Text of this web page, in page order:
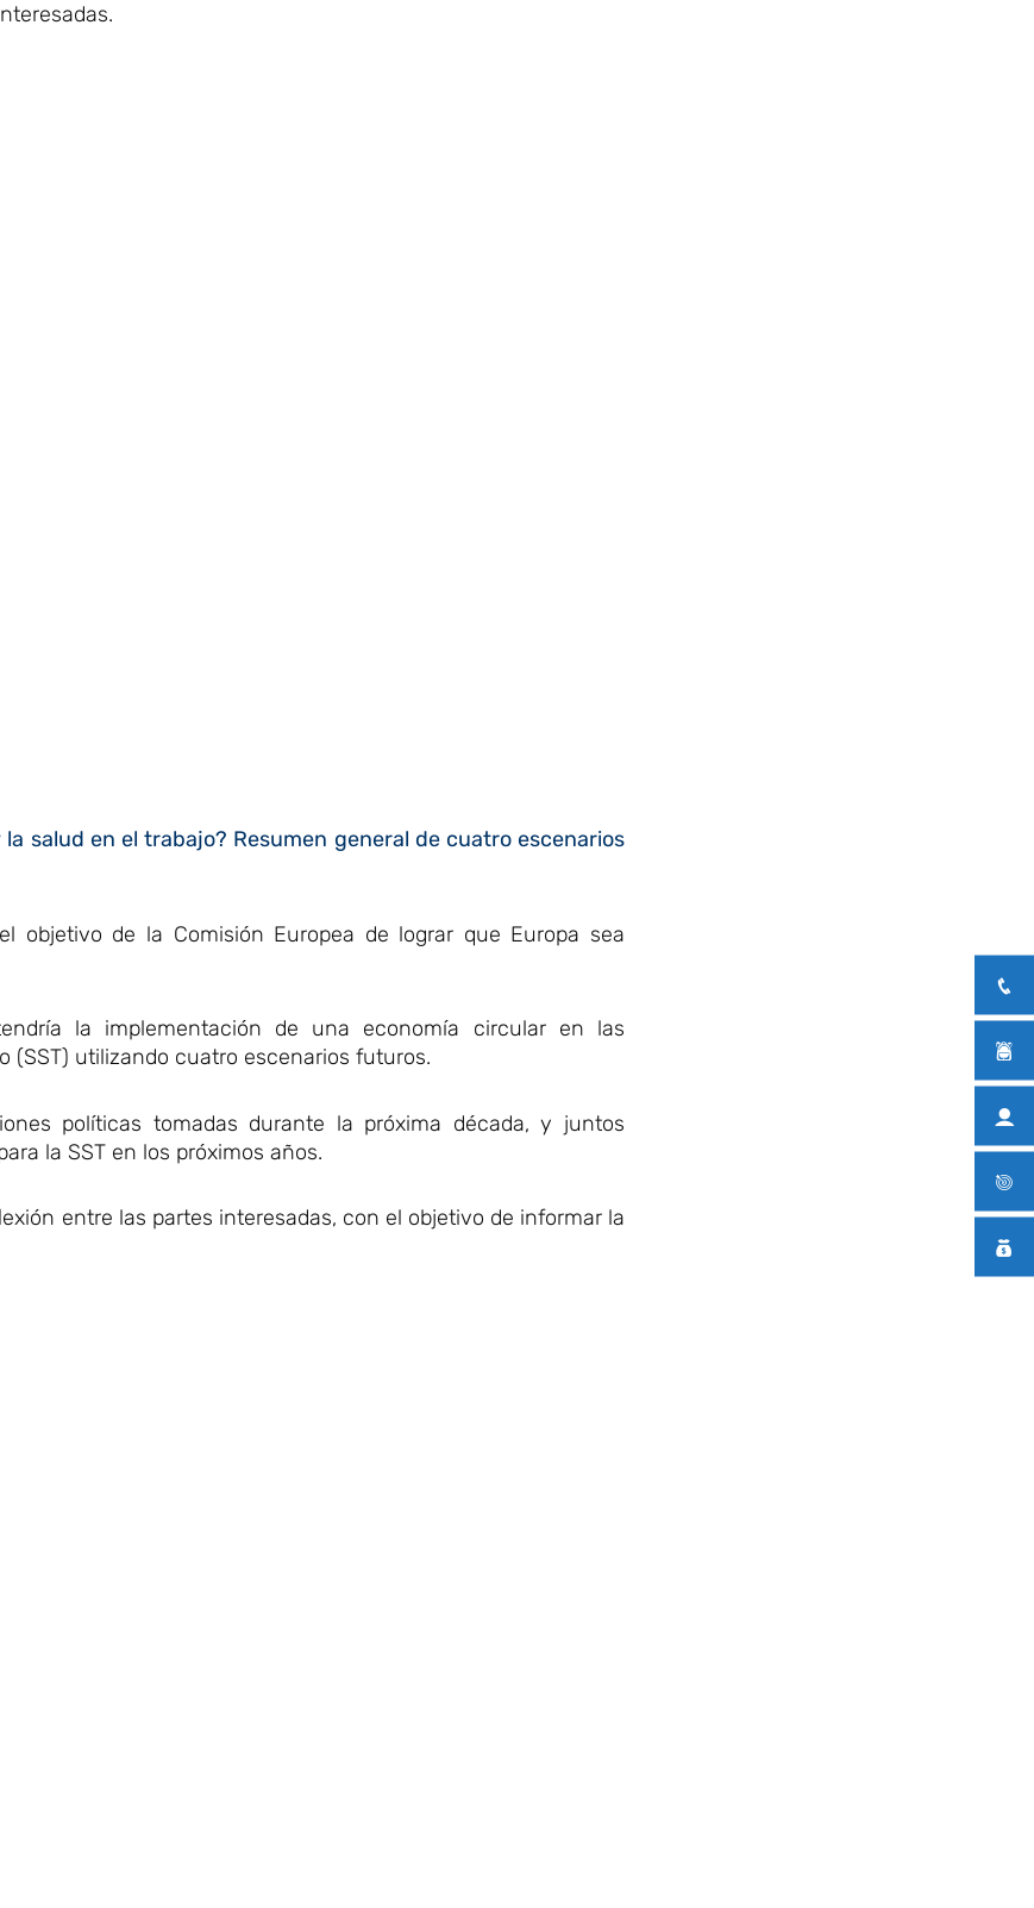
salud en el trabajo? Resumen general de cuatro escenarios
objetivo de la Comisión Europea de lograr que Europa sea
la implementación de una economía circular en las
(SST) utilizando cuatro escenarios futuros.
políticas tomadas durante la próxima década, y juntos
la SST en los próximos años.
entre las partes interesadas, con el objetivo de informar la